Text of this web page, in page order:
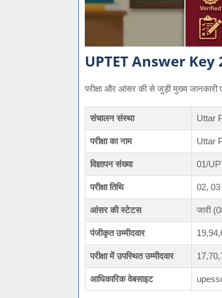
UPTET Answer
परीक्षा और आंसर की से जुड़ी मुख्य
संचालन संस्था Uttar
परीक्षा का नाम Uttar
विज्ञापन संख्या 01/
परीक्षा तिथि 02,
आंसर की स्टेटस जारी
पंजीकृत उम्मीदवार
परीक्षा में उपस्थित उम्मीदवार
आधिकारिक वेबसाइट